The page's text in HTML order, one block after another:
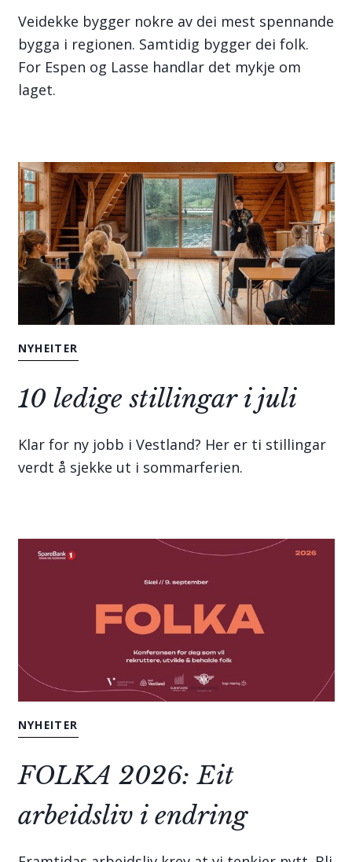
Veidekke bygger nokre av dei mest spennande
bygga i regionen. Samtidig bygger dei folk.
For Espen og Lasse handlar det mykje om
laget.
NYHEITER
10 ledige stillingar i juli
Klar for ny jobb i Vestland? Her er ti stillingar
verdt å sjekke ut i sommarferien.
NYHEITER
FOLKA 2026: Eit
arbeidsliv i endring